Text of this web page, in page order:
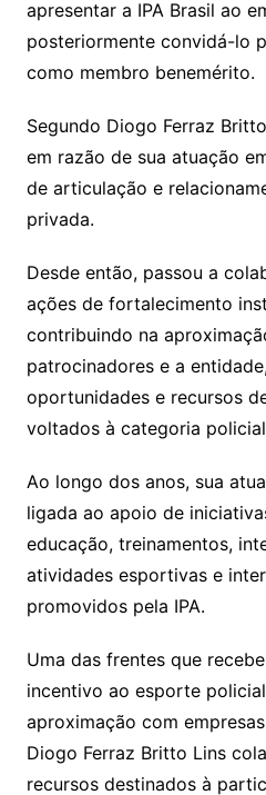
apresentar a IPA Brasil ao
posteriormente convidá-lo
como membro benemérito.
Segundo Diogo Ferraz
em razão de sua atuação
de articulação e
privada.
Desde então, passou a
ações de fortalecimento
contribuindo na
patrocinadores e a
oportunidades e recursos
voltados à categoria
Ao longo dos anos, sua
ligada ao apoio de
educação, treinamentos,
atividades esportivas e
promovidos pela IPA.
Uma das frentes que
incentivo ao esporte
aproximação com
Diogo Ferraz Britto Lins
recursos destinados à